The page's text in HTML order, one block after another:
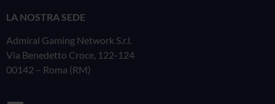
LA NOSTRA SEDE
Admiral Gaming Network S.r.l.
Via Benedetto Croce, 122-124
00142 – Roma (RM)